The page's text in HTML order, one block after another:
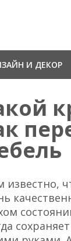
И ДЕКОР
известно,